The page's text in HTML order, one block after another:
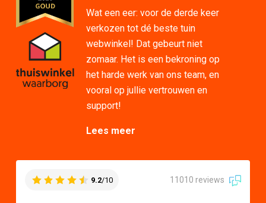
Wat een eer: voor de derde keer
verkozen tot dé beste tuin
webwinkel! Dat gebeurt niet
zomaar. Het is een bekroning op
het harde werk van ons team, en
vooral op jullie vertrouwen en
support!
Lees meer
9.2/10 11010 reviews